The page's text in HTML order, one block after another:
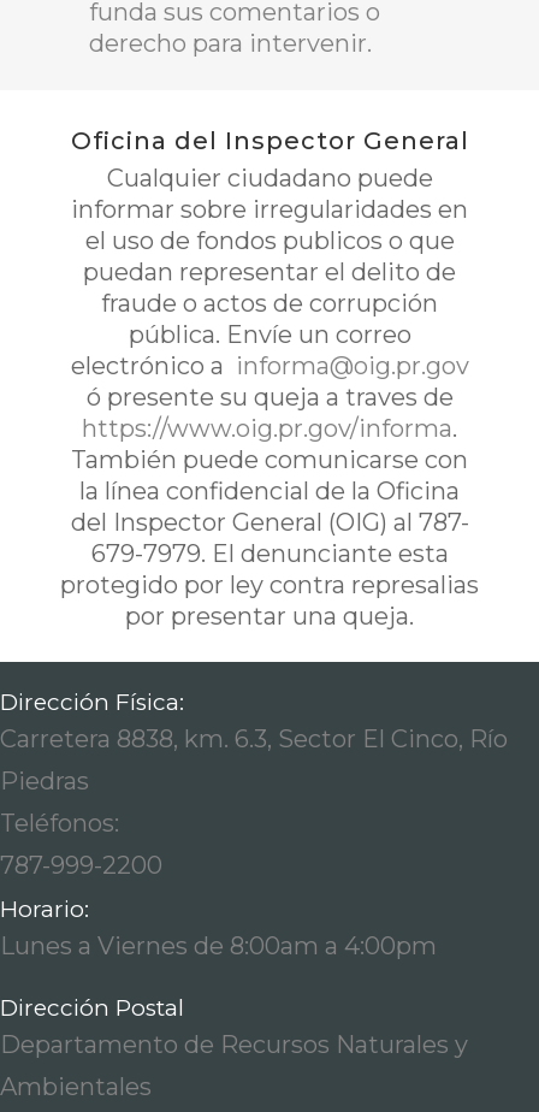
funda sus comentarios o
derecho para intervenir.
Oficina del Inspector General
Cualquier ciudadano puede
informar sobre irregularidades en
el uso de fondos publicos o que
puedan representar el delito de
fraude o actos de corrupción
pública. Envíe un correo
electrónico a informa@oig.pr.gov
ó presente su queja a traves de
https://www.oig.pr.gov/informa.
También puede comunicarse con
la línea confidencial de la Oficina
del Inspector General (OIG) al 787-
679-7979. El denunciante esta
protegido por ley contra represalias
por presentar una queja.
Dirección Física:
Carretera 8838, km. 6.3, Sector El Cinco, Río
Piedras
Teléfonos:
787-999-2200
Horario:
Lunes a Viernes de 8:00am a 4:00pm
Dirección Postal
Departamento de Recursos Naturales y
Ambientales